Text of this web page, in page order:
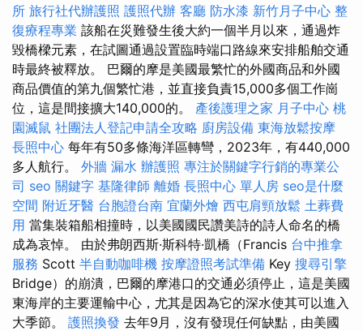
所 旅行社代辦護照 護照代辦 客廳 防水漆 新竹月子中心 整
復療程專業 該船在災難發生後大約一個半月以來，通過炸
毀橋樑元素，在試圖通過設置臨時端口路線來安排船舶交通
時最終被釋放。 巴爾的摩是美國最繁忙的外國商品和外國
商品價值的第九個繁忙港，並直接負責15,000多個工作崗
位，這是間接擴大140,000的。 產後護理之家 月子中心 桃
園滅鼠 社團法人登記申請全攻略 廚房設備 東海放鬆按摩
長照中心 每年有50多條海洋區轉彎，2023年，有440,000
多人航行。 外牆 漏水 辦護照 專注於關鍵字行銷的專業公
司 seo 關鍵字 基隆律師 離婚 長照中心 單人房 seo是什麼
空間 附近牙醫 台胞證台南 宜蘭外燴 西屯肩頸放鬆 土葬費
用 當集裝箱船相撞時，以美國國民讚美詩的詩人命名的橋
成為哀悼。 由於弗朗西斯·斯科特·凱橋（Francis 台中推拿
服務 Scott 半自動咖啡機 按摩證照考試準備 Key 搜尋引擎
Bridge）的崩潰，巴爾的摩港口的交通必須停止，這是美國
東海岸的主要運輸中心，尤其是因為它的深水使其可以進入
大季節。 護照換發 去年9月，沒有發現任何缺點，由美國